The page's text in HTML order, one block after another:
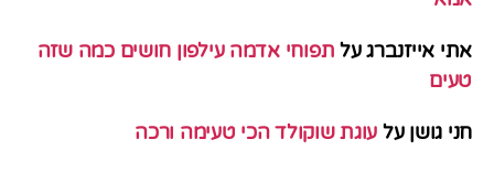
אתי אייזנברגעל תפוחי אדמה עילפון חושים כמה שזה
טעים
חני גושן על עוגת שוקולד הכי טעימה ורכה